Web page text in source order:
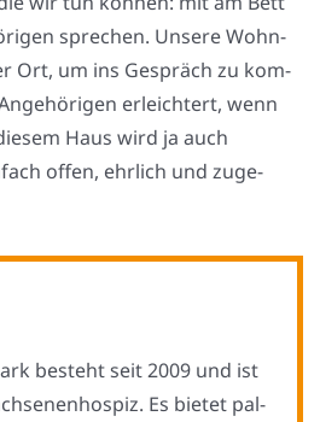
spre­chen. Unse­re Wohn­
Ort, um ins Gespräch zu kom­
erleich­tert, wenn
Haus wird ja auch
offen, ehr­lich und zuge­
besteht seit 2009 und ist
Es bie­tet pal­